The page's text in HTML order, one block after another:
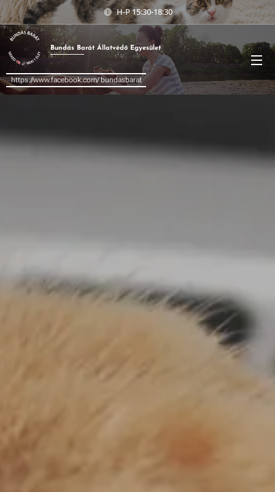
H-P 15:30-18:30
Bundás Barát Állatvédő Egyesület
https://www.facebook.com/ bundasbarat